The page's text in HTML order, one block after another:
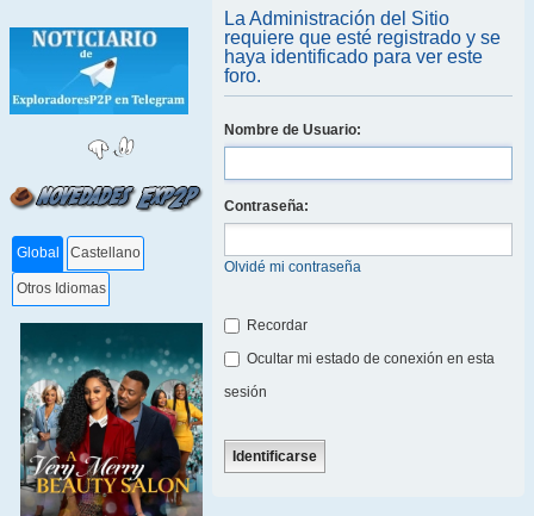
Global Castellano
Otros Idiomas
La Administración del Sitio
requiere que esté registrado y se
haya identificado para ver este
foro.
Nombre de Usuario:
Contraseña:
Olvidé mi contraseña
Recordar
Ocultar mi estado de conexión en esta
sesión